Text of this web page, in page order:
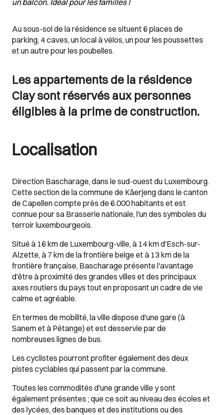
un balcon. Idéal pour les familles !
Au sous-sol de la résidence se situent 6 places de
parking, 4 caves, un local à vélos, un pour les poussettes
et un autre pour les poubelles.
Les appartements de la résidence
Clay sont réservés aux personnes
éligibles à la prime de construction.
Localisation
Direction Bascharage, dans le sud-ouest du Luxembourg.
Cette section de la commune de Käerjeng dans le canton
de Capellen compte près de 6.000 habitants et est
connue pour sa Brasserie nationale, l'un des symboles du
terroir luxembourgeois.
Situé à 16 km de Luxembourg-ville, à 14 km d'Esch-sur-
Alzette, à 7 km de la frontière belge et à 13 km de la
frontière française, Bascharage présente l'avantage
d'être à proximité des grandes villes et des principaux
axes routiers du pays tout en proposant un cadre de vie
calme et agréable.
En termes de mobilité, la ville dispose d'une gare (à
Sanem et à Pétange) et est desservie par de
nombreuses lignes de bus.
Les cyclistes pourront profiter également des deux
pistes cyclables qui passent par la commune.
Toutes les commodités d'une grande ville y sont
également présentes ; que ce soit au niveau des écoles et
des lycées, des banques et des institutions ou des